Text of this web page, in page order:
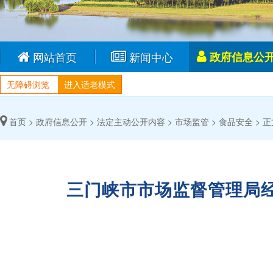
网站首页 新闻中心 政府信息公
无障碍浏览 进入适老模式
首页 > 政府信息公开 > 法定主动公开内容 > 市场监管 > 食品安全 >
三门峡市市场监督管理局